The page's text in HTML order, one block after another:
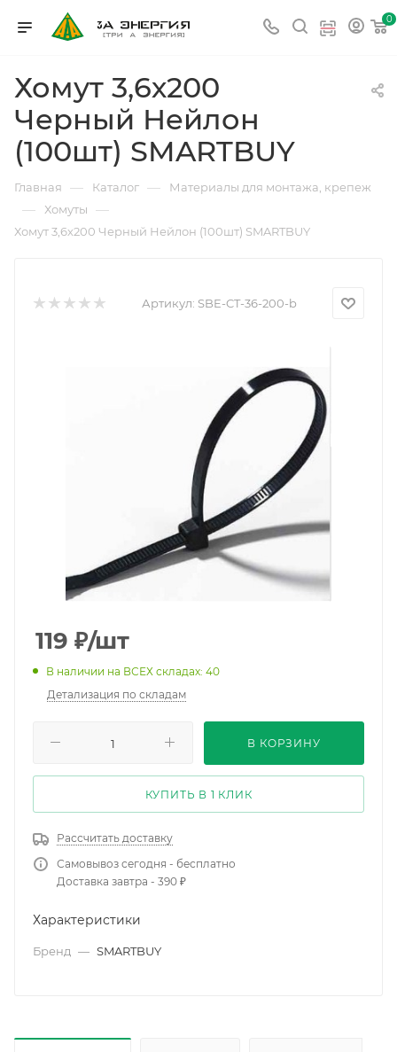
0
Хомут 3,6х200
Черный Нейлон
(100шт) SMARTBUY
Главная — Каталог — Материалы для монтажа, крепеж
— Хомуты —
Хомут 3,6х200 Черный Нейлон (100шт) SMARTBUY
Артикул: SBE-CT-36-200-b
119 ₽/шт
В наличии на ВСЕХ складах: 40
Детализация по складам
В КОРЗИНУ
КУПИТЬ В 1 КЛИК
Рассчитать доставку
Самовывоз сегодня - бесплатно
Доставка завтра - 390 ₽
Характеристики
Бренд — SMARTBUY